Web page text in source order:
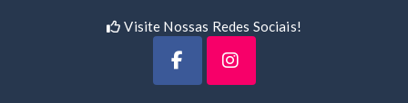
Visite Nossas Redes Sociais!